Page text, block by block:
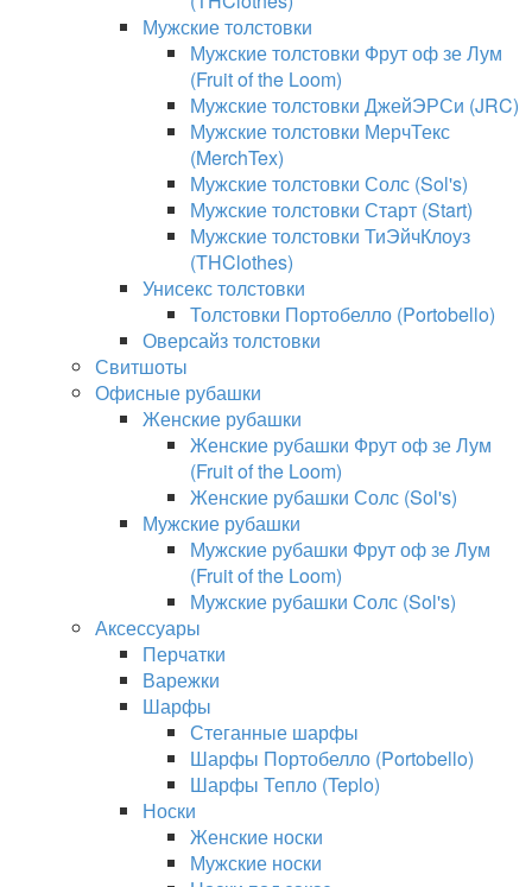
Мужские толстовки
Мужские толстовки Фрут оф зе Лум
(Fruit of the Loom)
Мужские толстовки ДжейЭРСи (JRC)
Мужские толстовки МерчТекс
(MerchTex)
Мужские толстовки Солс (Sol's)
Мужские толстовки Старт (Start)
Мужские толстовки ТиЭйчКлоуз
(THClothes)
Унисекс толстовки
Толстовки Портобелло (Portobello)
Оверсайз толстовки
Свитшоты
Офисные рубашки
Женские рубашки
Женские рубашки Фрут оф зе Лум
(Fruit of the Loom)
Женские рубашки Солс (Sol's)
Мужские рубашки
Мужские рубашки Фрут оф зе Лум
(Fruit of the Loom)
Мужские рубашки Солс (Sol's)
Аксессуары
Перчатки
Варежки
Шарфы
Стеганные шарфы
Шарфы Портобелло (Portobello)
Шарфы Тепло (Teplo)
Носки
Женские носки
Мужские носки